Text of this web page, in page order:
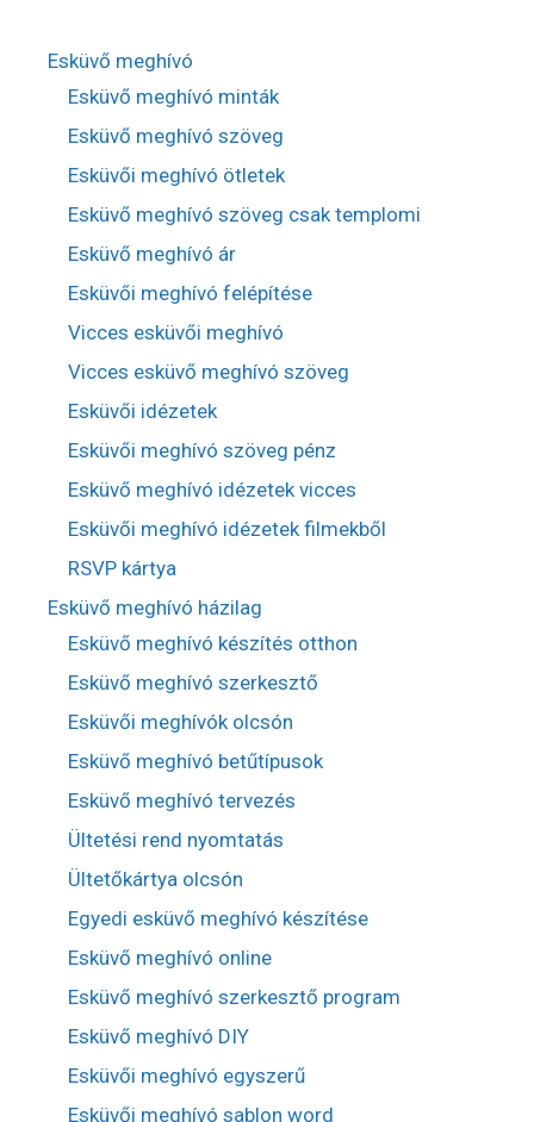
Esküvő meghívó
Esküvő meghívó minták
Esküvő meghívó szöveg
Esküvői meghívó ötletek
Esküvő meghívó szöveg csak templomi
Esküvő meghívó ár
Esküvői meghívó felépítése
Vicces esküvői meghívó
Vicces esküvő meghívó szöveg
Esküvői idézetek
Esküvői meghívó szöveg pénz
Esküvő meghívó idézetek vicces
Esküvői meghívó idézetek filmekből
RSVP kártya
Esküvő meghívó házilag
Esküvő meghívó készítés otthon
Esküvő meghívó szerkesztő
Esküvői meghívók olcsón
Esküvő meghívó betűtípusok
Esküvő meghívó tervezés
Ültetési rend nyomtatás
Ültetőkártya olcsón
Egyedi esküvő meghívó készítése
Esküvő meghívó online
Esküvő meghívó szerkesztő program
Esküvő meghívó DIY
Esküvői meghívó egyszerű
Esküvői meghívó sablon word